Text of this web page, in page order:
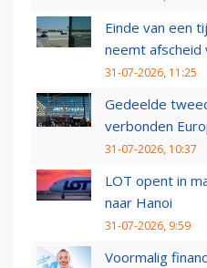
Einde van een
neemt afscheid
31-07-2026, 11:25
Gedeelde
verbonden
31-07-2026, 10:37
LOT opent in
naar Hanoi
31-07-2026, 9:59
Voormalig